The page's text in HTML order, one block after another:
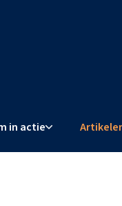
in actie